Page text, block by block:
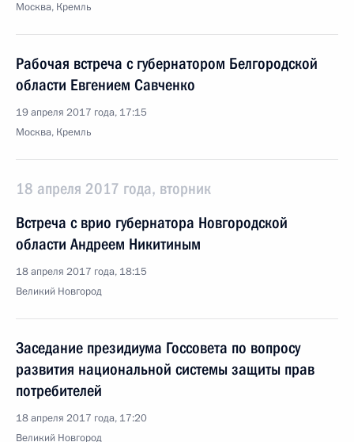
Москва, Кремль
Рабочая встреча с губернатором Белгородской
области Евгением Савченко
19 апреля 2017 года, 17:15
Москва, Кремль
18 апреля 2017 года, вторник
Встреча с врио губернатора Новгородской
области Андреем Никитиным
18 апреля 2017 года, 18:15
Великий Новгород
Заседание президиума Госсовета по вопросу
развития национальной системы защиты прав
потребителей
18 апреля 2017 года, 17:20
Великий Новгород